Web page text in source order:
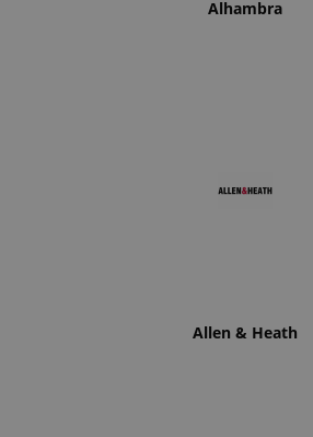
Alhambra
Allen & Heath